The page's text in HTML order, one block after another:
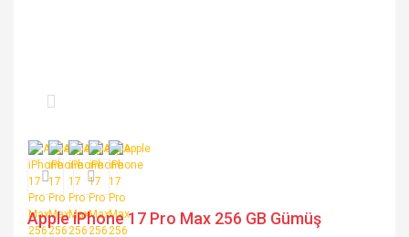
Apple iPhone 17 Pro Max 256 GB Gümüş